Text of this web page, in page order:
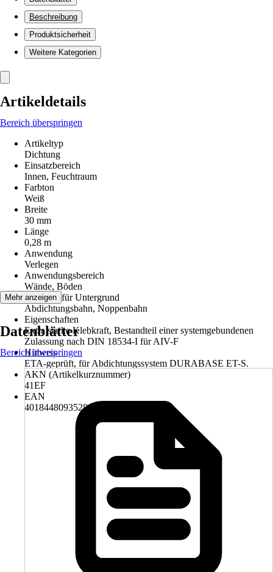
Beschreibung
Produktsicherheit
Weitere Kategorien
Artikeldetails
Bereich überspringen
Artikeltyp
Dichtung
Einsatzbereich
Innen, Feuchtraum
Farbton
Weiß
Breite
30 mm
Länge
0,28 m
Anwendung
Verlegen
Anwendungsbereich
Wände, Böden
Geeignet für Untergrund
Abdichtungsbahn, Noppenbahn
Eigenschaften
Extra starke Klebkraft, Bestandteil einer systemgebundenen
Zulassung nach DIN 18534-I für AIV-F
Hinweis
ETA-geprüft, für Abdichtungssystem DURABASE ET-S.
AKN (Artikelkurznummer)
41EF
EAN
4018448093528
Mehr anzeigen
Datenblätter
Bereich überspringen